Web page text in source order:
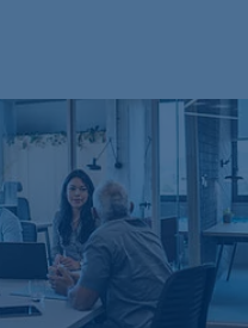
bleibt größte Hürde